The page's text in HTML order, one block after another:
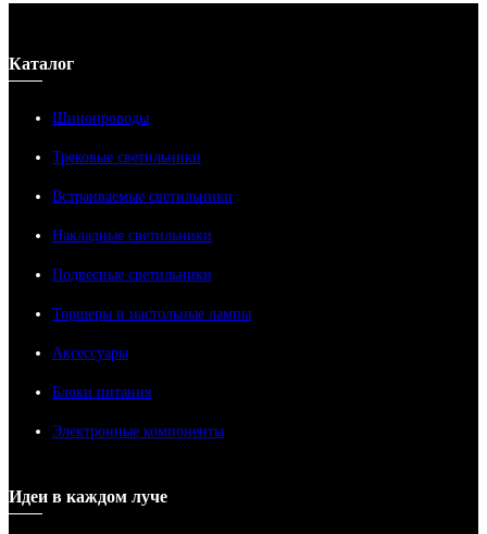
Каталог
Шинопроводы
Трековые светильники
Встраиваемые светильники
Накладные светильники
Подвесные светильники
Торшеры и настольные лампы
Аксессуары
Блоки питания
Электронные компоненты
Идеи в каждом луче